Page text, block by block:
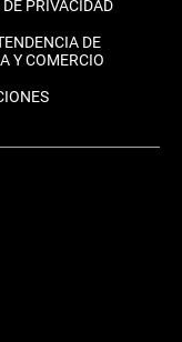
PRIVACIDAD
DE
Y COMERCIO